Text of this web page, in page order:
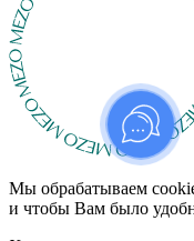
Мы обрабатываем
и чтобы Вам было